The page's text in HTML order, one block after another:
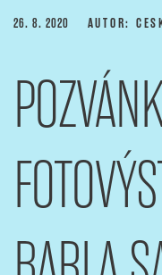
Přejít
webu
portál Asociace českých
PUBLIKOVÁNO
26. 8. 2020 AUTOR: